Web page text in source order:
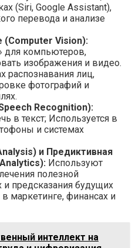
(Siri, Google Assistant),
перевода и анализе
(Computer Vision):
для компьютеров,
изображения и видео.
распознавания лиц,
фотографий и
Recognition):
в текст; Используется в
и системах
и Предиктивная
Используют
полезной
предсказания будущих
маркетинге, финансах и
интеллект на